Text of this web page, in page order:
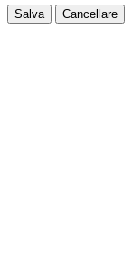
Salva Cancellare